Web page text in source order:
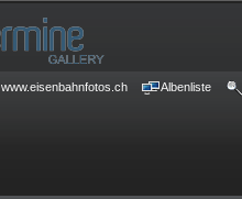
www.eisenbahnfotos.ch Albenliste